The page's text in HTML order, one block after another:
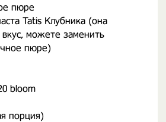
пюре
Tatis Клубника (она
можете заменить
пюре)
bloom
порция)